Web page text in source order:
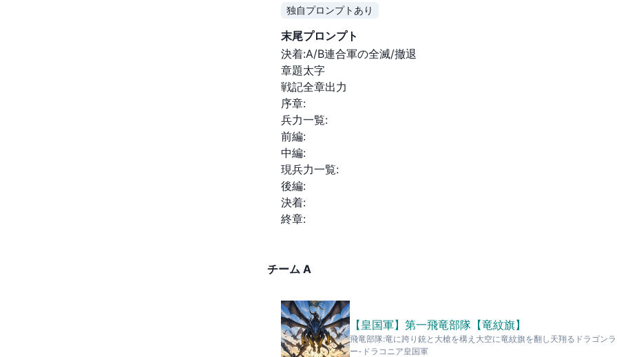
概要の続きをみる
独自プロンプトあり
末尾プロンプト
決着:A/B連合軍の全滅/撤退
章題太字
戦記全章出力
序章:
兵力一覧:
前編:
中編:
現兵力一覧:
後編:
決着:
終章:
チーム A
【皇国軍】第一飛竜部隊【竜紋旗】
飛竜部隊:竜に跨り銃と大槍を構え大空に竜紋旗を翻し天翔るドラゴン
ー-ドラコニア皇国軍